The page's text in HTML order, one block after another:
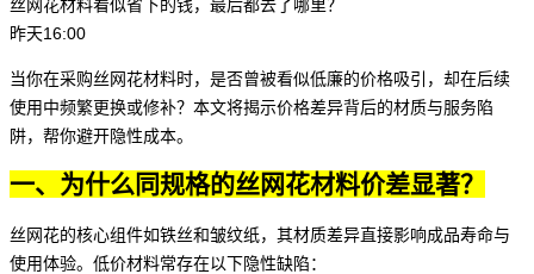
丝网花材料看似省下的钱，最后都去了哪里？
昨天16:00
当你在采购丝网花材料时，是否曾被看似低廉的价格吸引，却在后续
使用中频繁更换或修补？本文将揭示价格差异背后的材质与服务陷
阱，帮你避开隐性成本。
一、为什么同规格的丝网花材料价差显著？
丝网花的核心组件如铁丝和皱纹纸，其材质差异直接影响成品寿命与
使用体验。低价材料常存在以下隐性缺陷：